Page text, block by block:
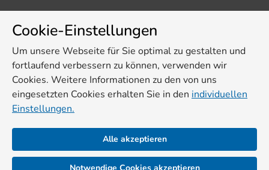
Cookie-Einstellungen
Um unsere Webseite für Sie optimal zu gestalten und
fortlaufend verbessern zu können, verwenden wir
Cookies. Weitere Informationen zu den von uns
eingesetzten Cookies erhalten Sie in den individuellen
Einstellungen.
Alle akzeptieren